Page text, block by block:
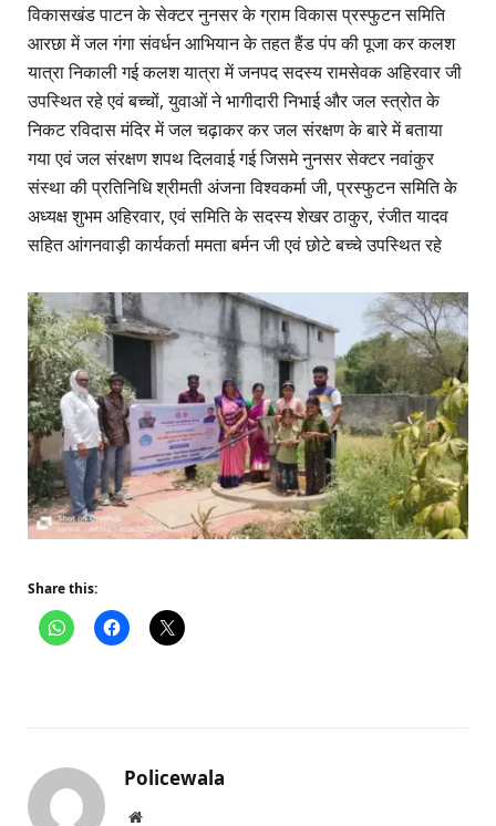
विकासखंड पाटन के सेक्टर नुनसर के ग्राम विकास प्रस्फुटन समिति
आरछा में जल गंगा संवर्धन आभियान के तहत हैंड पंप की पूजा कर कलश
यात्रा निकाली गई कलश यात्रा में जनपद सदस्य रामसेवक अहिरवार जी
उपस्थित रहे एवं बच्चों, युवाओं ने भागीदारी निभाई और जल स्त्रोत के
निकट रविदास मंदिर में जल चढ़ाकर कर जल संरक्षण के बारे में बताया
गया एवं जल संरक्षण शपथ दिलवाई गई जिसमे नुनसर सेक्टर नवांकुर
संस्था की प्रतिनिधि श्रीमती अंजना विश्वकर्मा जी, प्रस्फुटन समिति के
अध्यक्ष शुभम अहिरवार, एवं समिति के सदस्य शेखर ठाकुर, रंजीत यादव
सहित आंगनवाड़ी कार्यकर्ता ममता बर्मन जी एवं छोटे बच्चे उपस्थित रहे
Share this:
Policewala
Website